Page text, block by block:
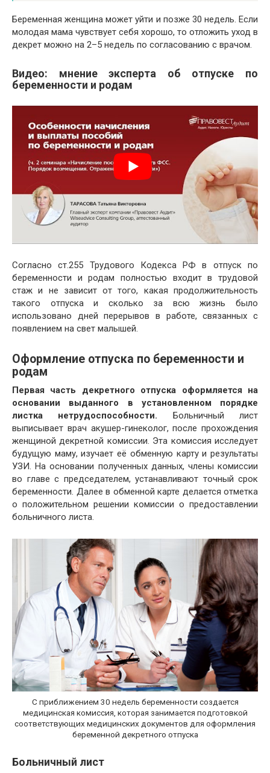
Беременная женщина может уйти и позже 30 недель. Если
молодая мама чувствует себя хорошо, то отложить уход в
декрет можно на 2–5 недель по согласованию с врачом.
Видео: мнение эксперта об отпуске по
беременности и родам
Согласно ст.255 Трудового Кодекса РФ в отпуск по
беременности и родам полностью входит в трудовой
стаж и не зависит от того, какая продолжительность
такого отпуска и сколько за всю жизнь было
использовано дней перерывов в работе, связанных с
появлением на свет малышей.
Оформление отпуска по беременности и
родам
Первая часть декретного отпуска оформляется на
основании выданного в установленном порядке
листка нетрудоспособности. Больничный лист
выписывает врач акушер-гинеколог, после прохождения
женщиной декретной комиссии. Эта комиссия исследует
будущую маму, изучает её обменную карту и результаты
УЗИ. На основании полученных данных, члены комиссии
во главе с председателем, устанавливают точный срок
беременности. Далее в обменной карте делается отметка
о положительном решении комиссии о предоставлении
больничного листа.
С приближением 30 недель беременности создается
медицинская комиссия, которая занимается подготовкой
соответствующих медицинских документов для оформления
беременной декретного отпуска
Больничный лист